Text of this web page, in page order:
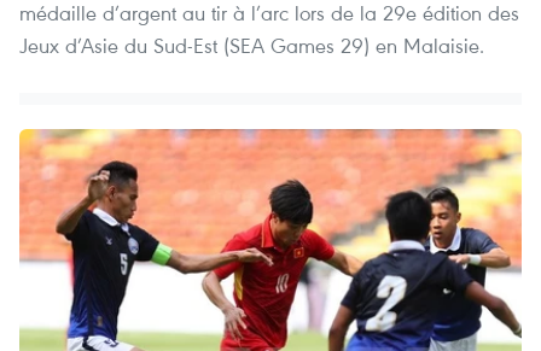
médaille d’argent au tir à l’arc lors de la 29e édition des
Jeux d’Asie du Sud-Est (SEA Games 29) en Malaisie.